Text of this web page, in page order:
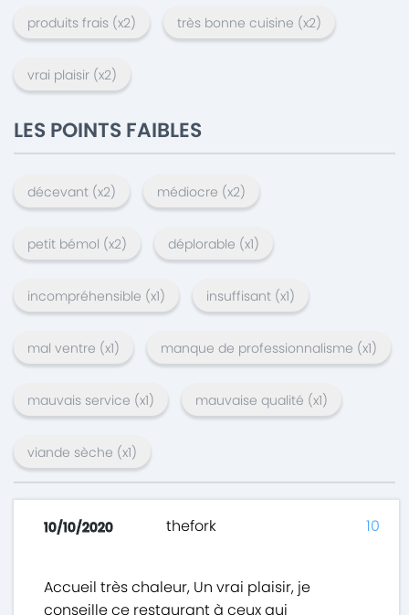
produits frais (x2) très bonne cuisine (x2)
vrai plaisir (x2)
LES POINTS FAIBLES
décevant (x2) médiocre (x2)
petit bémol (x2) déplorable (x1)
incompréhensible (x1) insuffisant (x1)
mal ventre (x1) manque de professionnalisme (x1)
mauvais service (x1) mauvaise qualité (x1)
viande sèche (x1)
10/10/2020 thefork
Accueil très chaleur, Un vrai plaisir, je
conseille ce restaurant à ceux qui
10